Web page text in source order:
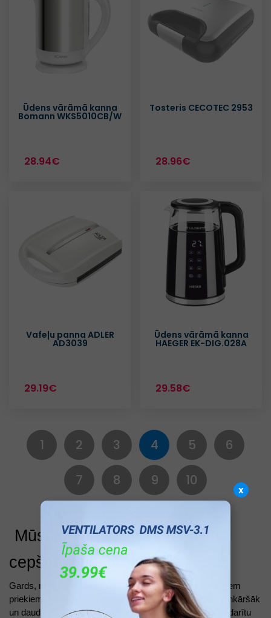
Ūdens vārāmā kanna
Bomann WKS5010CB/W
28.94€
Tosteris CECOTEC 2953
28.96€
Vafeļu panna ADLER
AD3039
29.19€
Ūdens vārāmā kanna
HAEGER EK-DIG.028A
29.58€
1 2 3 4 5 6
7 8 9 10
Mūsdienīga virtuves tehnika
cepšanai un vārīšanai
Gards, mājās gatavots ēdiens ir viens no dzīves mazajiem
priekiem, un mūsdienu tehnoloģijas ļauj to pagatavot vienkāršāk
un daudzveidīgāk nekā jebkad agrāk. Lai šo procesu padarītu
x